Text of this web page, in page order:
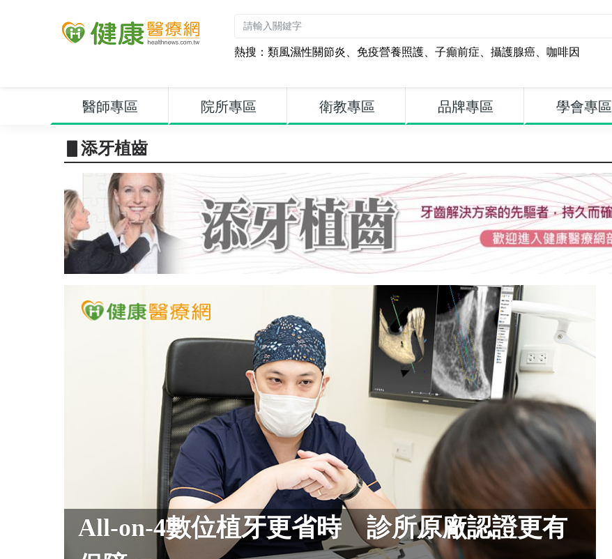
熱搜： 類風濕性關節炎、 免疫營養照護、 子癲前症、 攝護腺癌、 咖啡因
醫師專區 院所專區 衛教專區 品牌專區 學會專區
▋添牙植齒
All-on-4數位植牙更省時 診所原廠認證更有